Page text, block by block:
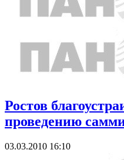
Ростов
проведению
03.03.2010 16:10